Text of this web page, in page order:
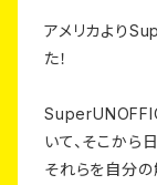
アメリカより
た！
いて、そこから
それらを自分の